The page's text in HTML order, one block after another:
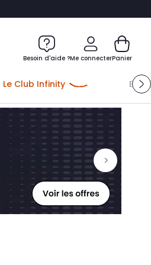
Besoin d'aide ?Me connecterPanier
Le Club Infinity